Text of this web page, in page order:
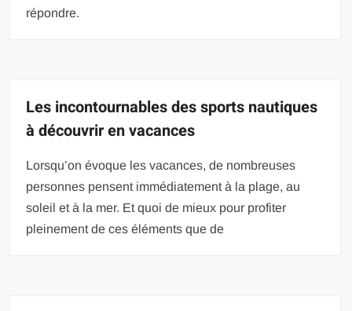
répondre.
Les incontournables des sports nautiques
à découvrir en vacances
Lorsqu’on évoque les vacances, de nombreuses
personnes pensent immédiatement à la plage, au
soleil et à la mer. Et quoi de mieux pour profiter
pleinement de ces éléments que de